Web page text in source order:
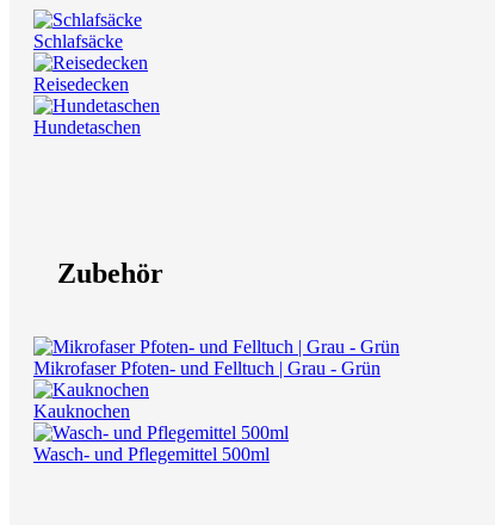
Schlafsäcke
Reisedecken
Hundetaschen
Zubehör
Mikrofaser Pfoten- und Felltuch | Grau - Grün
Kauknochen
Wasch- und Pflegemittel 500ml